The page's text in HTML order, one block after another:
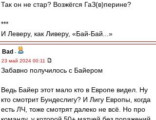
Так он не стар? Возжёгся ГаЗ(в)перине?
***
И Леверу, как Ливеру, «Бай-Бай...»
Bad -
23 май 2024 00:11
Забавно получилось с Байером
Ведь Байер этот мало кто в Европе видел. Ну
кто смотрит Бундеслигу? И Лигу Европы, когда
есть ЛЧ, тоже смотрят далеко не всё. Но про